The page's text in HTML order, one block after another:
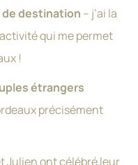
de destination – j’ai la
qui me permet
!
étrangers
précisément
Julien ont célébré leur